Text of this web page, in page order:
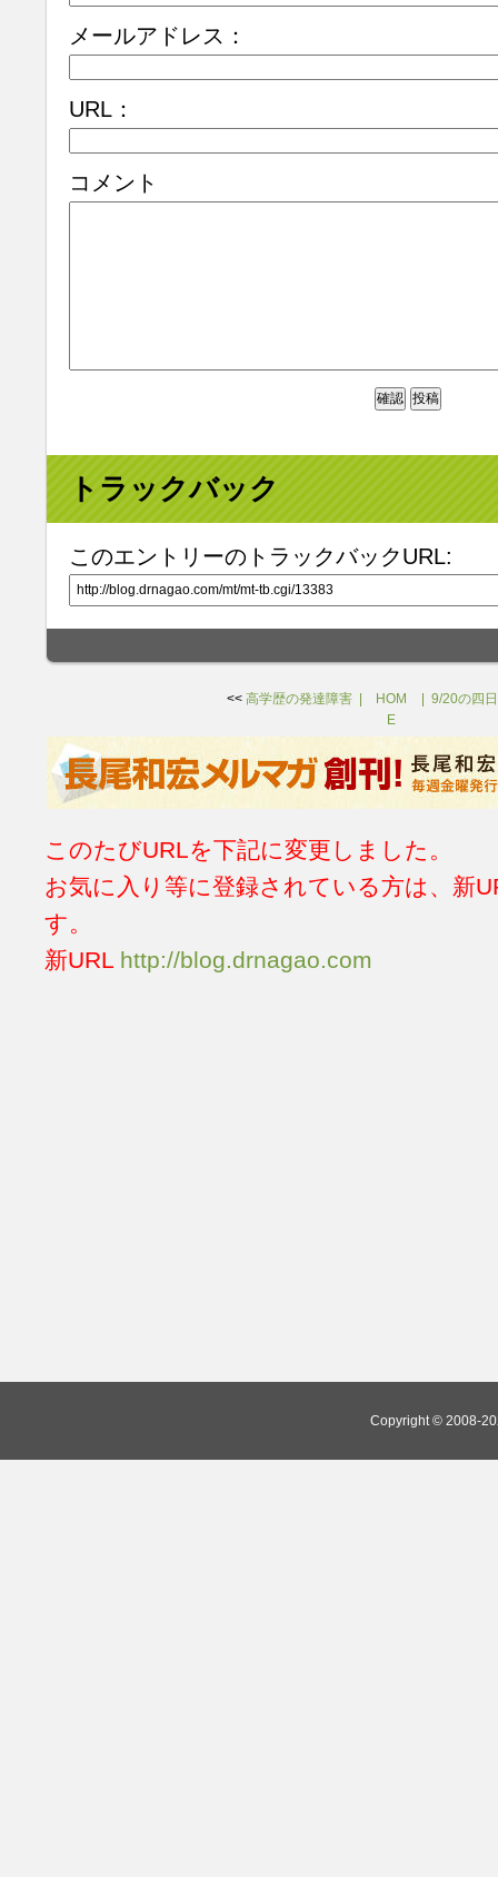
メールアドレス：
URL：
コメント
トラックバック
このエントリーのトラックバックURL:
<< 高学歴の発達障害
HOM
E
9/20の四
このたびURLを下記に変更しました。
お気に入り等に登録されている方は、新
す。
新URL http://blog.drnagao.com
Copyright © 2008-